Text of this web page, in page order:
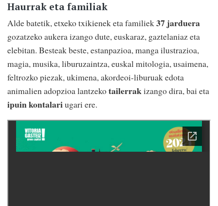
Haurrak eta familiak
Alde batetik, etxeko txikienek eta familiek37 jarduera
gozatzeko aukera izango dute, euskaraz, gaztelaniaz eta
elebitan. Besteak beste, estanpazioa, manga ilustrazioa,
magia, musika, liburuzaintza, euskal mitologia, usaimena,
feltrozko piezak, ukimena, akordeoi-liburuak edota
animalien adopzioa lantzekotailerrakizango dira, bai eta
ipuin kontalariugari ere.